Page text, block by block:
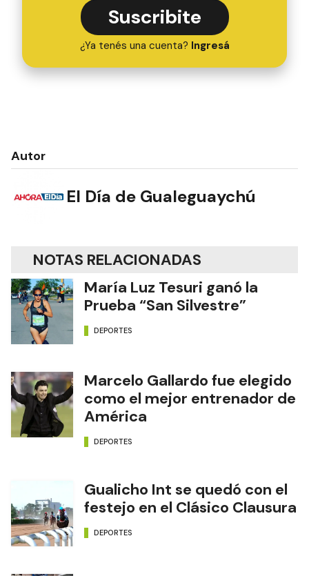
Suscribite
¿Ya tenés una cuenta? Ingresá
Autor
El Día de Gualeguaychú
NOTAS RELACIONADAS
María Luz Tesuri ganó la
Prueba “San Silvestre”
DEPORTES
Marcelo Gallardo fue elegido
como el mejor entrenador de
América
DEPORTES
Gualicho Int se quedó con el
festejo en el Clásico Clausura
DEPORTES